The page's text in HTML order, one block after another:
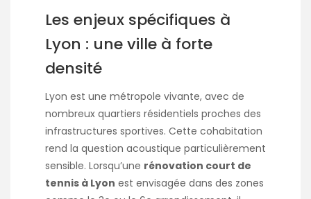
Les enjeux spécifiques à
Lyon : une ville à forte
densité
Lyon est une métropole vivante, avec de
nombreux quartiers résidentiels proches des
infrastructures sportives. Cette cohabitation
rend la question acoustique particulièrement
sensible. Lorsqu’une rénovation court de
tennis à Lyon est envisagée dans des zones